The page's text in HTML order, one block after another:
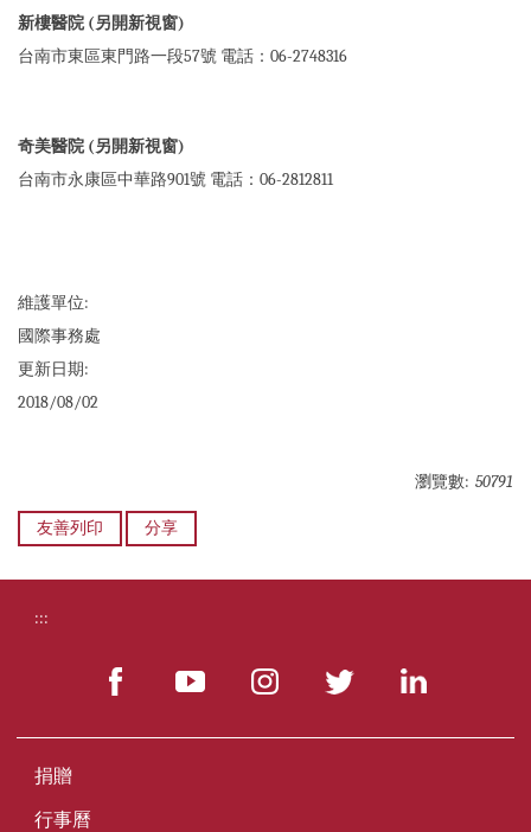
新樓醫院 (另開新視窗)
台南市東區東門路一段57號 電話：06-2748316
奇美醫院 (另開新視窗)
台南市永康區中華路901號 電話：06-2812811
維護單位:
國際事務處
更新日期:
2018/08/02
瀏覽數: 50791
友善列印 分享
:::
捐贈
行事曆